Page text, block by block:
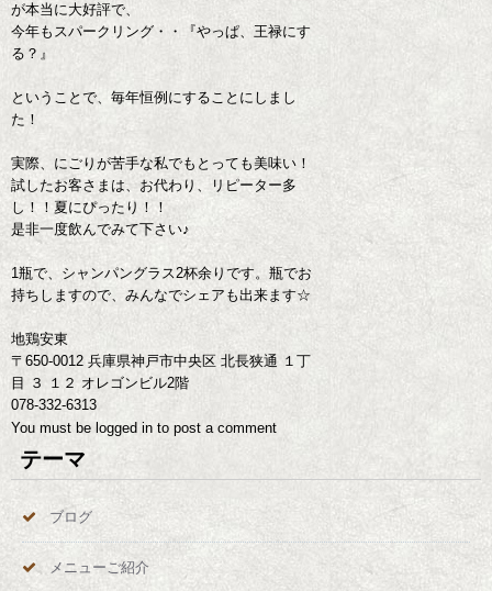
が本当に大好評で、
今年もスパークリング・・『やっぱ、王禄にす
る？』
ということで、毎年恒例にすることにしまし
た！
実際、にごりが苦手な私でもとっても美味い！
試したお客さまは、お代わり、リピーター多
し！！夏にぴったり！！
是非一度飲んでみて下さい♪
1瓶で、シャンパングラス2杯余りです。瓶でお
持ちしますので、みんなでシェアも出来ます☆
地鶏安東
〒650-0012 兵庫県神戸市中央区 北長狭通 １丁
目 ３ １２ オレゴンビル2階
078-332-6313
You must be logged in to post a comment
テーマ
ブログ
メニューご紹介